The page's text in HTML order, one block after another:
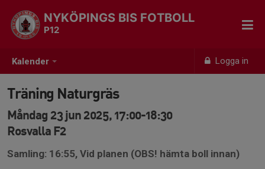
Kalender Logga in
NYKÖPINGS BIS FOTBOLL
P12
Träning Naturgräs
Måndag 23 jun 2025, 17:00-18:30
Rosvalla F2
Samling: 16:55, Vid planen (OBS! hämta boll innan)